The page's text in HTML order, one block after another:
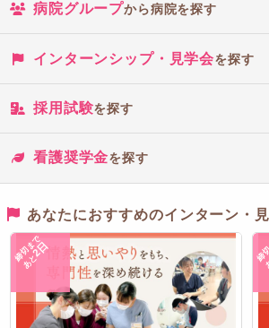
病院グループから病院を探す
インターンシップ・見学会を探す
採用試験を探す
看護奨学金を探す
あなたにおすすめのインターン・
締切まで
あと
2日 締